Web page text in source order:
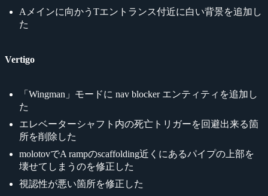
Aメインに向かうTエントランス付近に白い背景を追加し
た
Vertigo
「Wingman」モードに nav blocker エンティティを追加し
た
エレベーターシャフト内の死亡トリガーを回避出来る箇
所を削除した
molotovでA rampのscaffolding近くにあるパイプの上部を
壊せてしまうのを修正した
視認性が悪い箇所を修正した